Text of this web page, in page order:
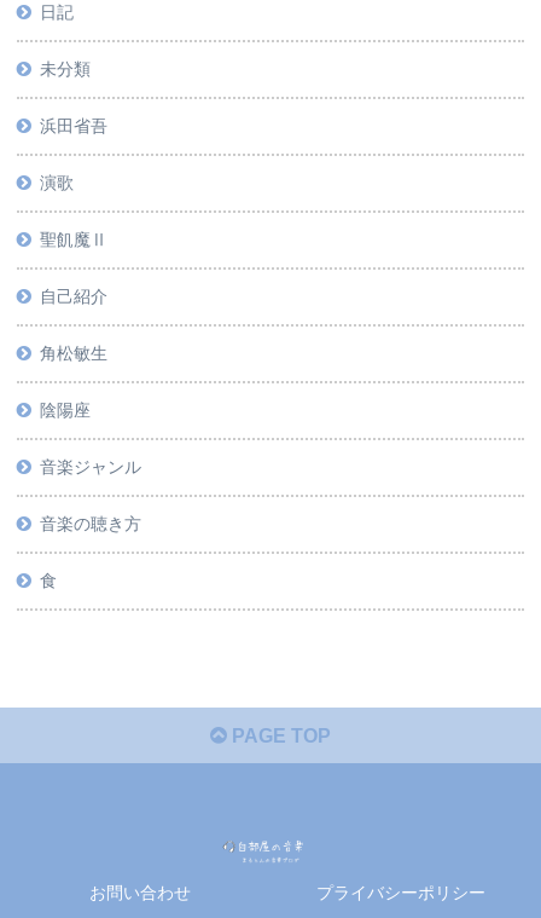
日記
未分類
浜田省吾
演歌
聖飢魔Ⅱ
自己紹介
角松敏生
陰陽座
音楽ジャンル
音楽の聴き方
食
PAGE TOP
お問い合わせ
プライバシーポリシー